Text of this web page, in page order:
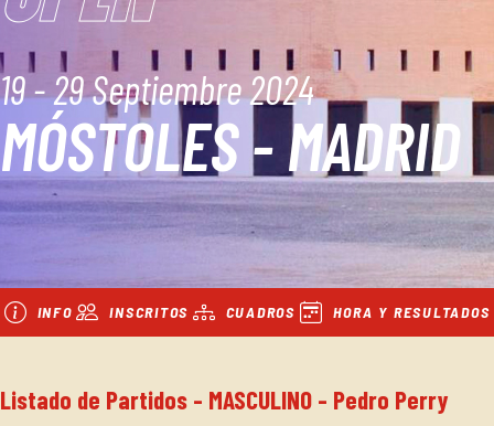
19 - 29 Septiembre 2024
MÓSTOLES - MADRID
INFO INSCRITOS CUADROS HORA Y RESULTADOS
Listado de Partidos - MASCULINO - Pedro Perry